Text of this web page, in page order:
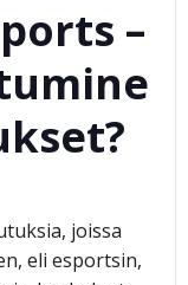
–
joissa
eli esportsin,